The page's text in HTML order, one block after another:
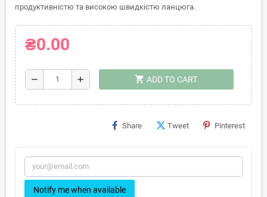
продуктивністю та високою швидкістю ланцюга.
₴0.00
remove add shopping_cart ADD TO CART
Share Tweet Pinterest
Notify me when available